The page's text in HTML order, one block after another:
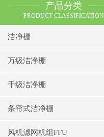
产品分类
PRODUCT CLASSIFICATION
洁净棚
万级洁净棚
千级洁净棚
条帘式洁净棚
风机滤网机组FFU